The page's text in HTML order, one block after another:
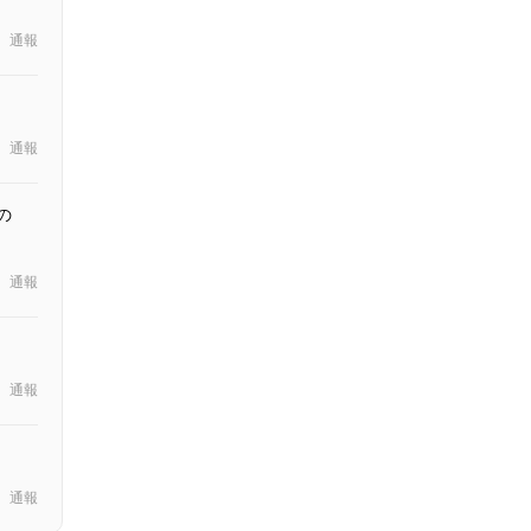
通報
通報
通報
通報
通報